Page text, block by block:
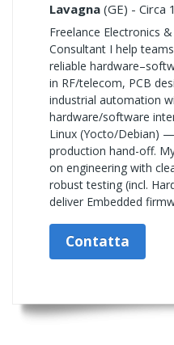
Lavagna (GE) - Circa
Freelance Electronics
Consultant I help
reliable
in RF/telecom, PCB
industrial automation
hardware/software
Linux (Yocto/Debian)
production hand-off.
on engineering with
robust testing (incl.
deliver Embedded
Contatta